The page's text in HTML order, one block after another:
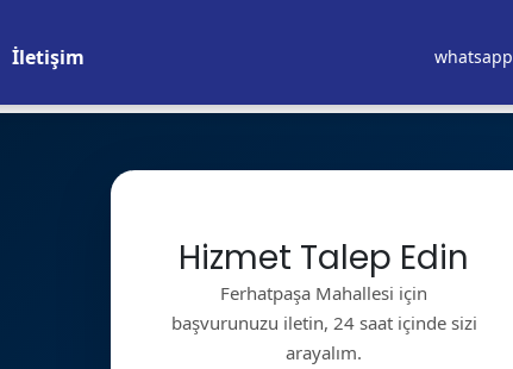
İletişim whatsapp
Hizmet Talep Edin
Ferhatpaşa Mahallesi için
başvurunuzu iletin, 24 saat içinde sizi
arayalım.